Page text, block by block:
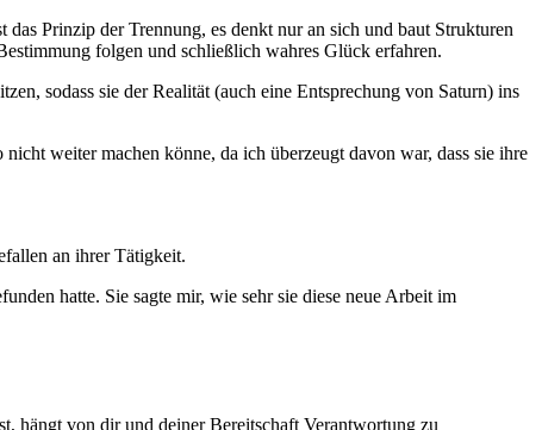
Prinzip der Trennung, es denkt nur an sich und baut Strukturen
folgen und schließlich wahres Glück erfahren.
sodass sie der Realität (auch eine Entsprechung von Saturn) ins
weiter machen könne, da ich überzeugt davon war, dass sie ihre
an ihrer Tätigkeit.
hatte. Sie sagte mir, wie sehr sie diese neue Arbeit im
hängt von dir und deiner Bereitschaft Verantwortung zu